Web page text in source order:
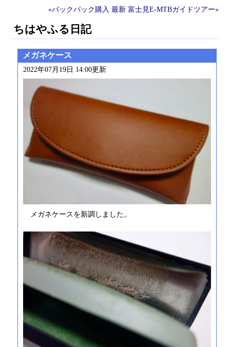
«バックパック購入 最新 富士見E-MTBガイドツアー»
ちはやふる日記
メガネケース
2022年07月19日 14:00更新
メガネケースを新調しました。